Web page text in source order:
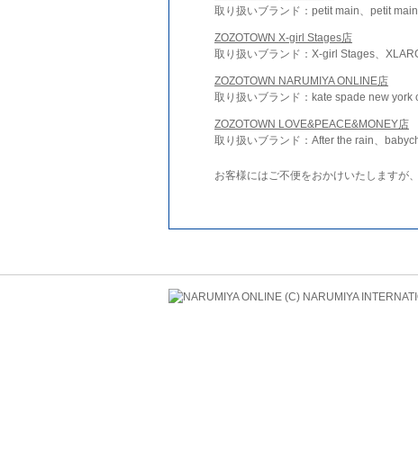
取り扱いブランド：petit main、petit
ZOZOTOWN X-girl Stages店
取り扱いブランド：X-girl Stages、
ZOZOTOWN NARUMIYA ONLINE店
取り扱いブランド：kate spade new
ZOZOTOWN LOVE&PEACE&MONEY店
取り扱いブランド：After the rain、
お客様にはご不便をおかけいたしますが